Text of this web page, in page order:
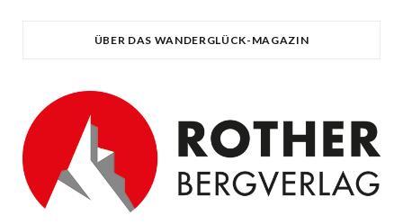
ÜBER DAS WANDERGLÜCK-MAGAZIN